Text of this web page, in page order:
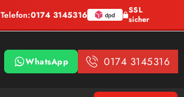
0174 3145316
SSL
sicher
WhatsApp 0174 3145316